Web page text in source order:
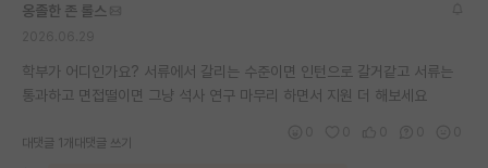
옹졸한 존 롤스
학부가 어디인가요? 서류에서 갈리는 수준이면 인턴으로 갈거같고 서류는
통과하고 면접떨이면 그냥 석사 연구 마무리 하면서 지원 더 해보세요
대댓글 1개 대댓글 쓰기